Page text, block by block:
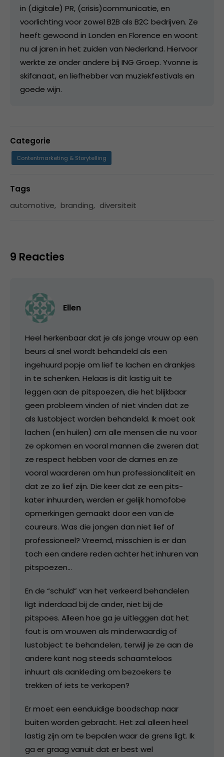
in (digitale) PR, (crisis)communicatie, en
voorlichting voor zowel B2B als B2C bedrijven. Ze
heeft gewoond in Londen en Florence en woont
nu al jaren in het zuiden van Nederland. Hiervoor
werkte ze onder andere bij ING Groep. Yvonne is
skifanaat, en liefhebber van muziekfestivals en
goede wijn.
Categorie
Contentmarketing & Storytelling
Tags
automotive, branding, diversiteit
9 Reacties
Ellen
Heel herkenbaar dat je als jonge vrouw op een
beurs al snel wordt behandeld als een
ingehuurd popje om lief te lachen en drankjes
in te schenken. Helaas is dit lastig uit te
leggen aan de pitspoezen, die het blijkbaar
geen probleem vinden of niet vinden dat ze
als lustobject worden behandeld. Ik moet ook
lachen (en huilen) om alle mensen die nu voor
ze opkomen en vooral mannen die zweren dat
ze respect hebben voor de dames en ze
vooral waarderen om hun professionaliteit en
dat ze zo lief zijn. Die keer dat ze een pits-
kater inhuurden, werden er gelijk homofobe
opmerkingen gemaakt door een van de
coureurs. Was die jongen dan niet lief of
professioneel? Vreemd, misschien is er dan
toch een andere reden achter het inhuren van
pitspoezen…
En de “schuld” van het verkeerd behandelen
ligt inderdaad bij de ander, niet bij de
pitspoes. Alleen hoe ga je uitleggen dat het
fout is om vrouwen als minderwaardig of
lustobject te behandelen, terwijl je ze aan de
andere kant nog steeds schaamteloos
inhuurt als aankleding om bezoekers te
trekken of iets te verkopen?
Er moet een eenduidige boodschap naar
buiten worden gebracht. Het zal alleen heel
lastig zijn om te bepalen waar de grens ligt. Ik
ga er graag vanuit dat er best wel